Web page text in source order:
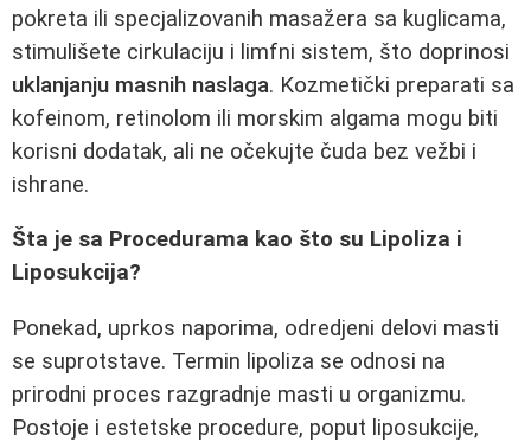
pokreta ili specjalizovanih masažera sa kuglicama,
stimulišete cirkulaciju i limfni sistem, što doprinosi
uklanjanju masnih naslaga. Kozmetički preparati sa
kofeinom, retinolom ili morskim algama mogu biti
korisni dodatak, ali ne očekujte čuda bez vežbi i
ishrane.
Šta je sa Procedurama kao što su Lipoliza i
Liposukcija?
Ponekad, uprkos naporima, odredjeni delovi masti
se suprotstave. Termin lipoliza se odnosi na
prirodni proces razgradnje masti u organizmu.
Postoje i estetske procedure, poput liposukcije,